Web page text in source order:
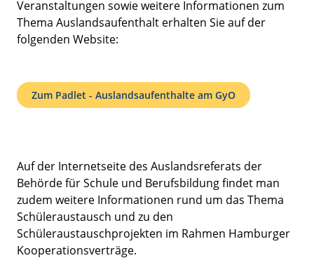
Veranstaltungen sowie weitere Informationen zum
Thema Auslandsaufenthalt erhalten Sie auf der
folgenden Website:
Zum Padlet - Auslandsaufenthalte am GyO
Auf der Internetseite des Auslandsreferats der
Behörde für Schule und Berufsbildung findet man
zudem weitere Informationen rund um das Thema
Schüleraustausch und zu den
Schüleraustauschprojekten im Rahmen Hamburger
Kooperationsverträge.